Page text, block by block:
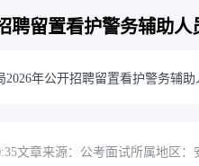
聘留置看护警务辅助人
2026年公开招聘留置看护警务辅
文章来源：公考面试所属地区：